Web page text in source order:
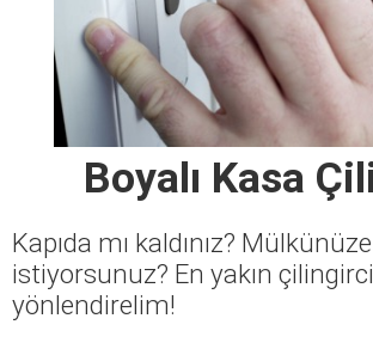
Boyalı Kasa
Kapıda mı kaldınız?
istiyorsunuz? En yakın
yönlendirelim!